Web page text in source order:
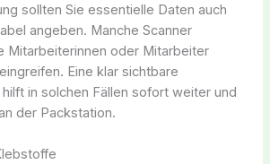
sollten Sie essentielle Daten auch
angeben. Manche Scanner
Mitarbeiterinnen oder Mitarbeiter
Eine klar sichtbare
in solchen Fällen sofort weiter und
der Packstation.